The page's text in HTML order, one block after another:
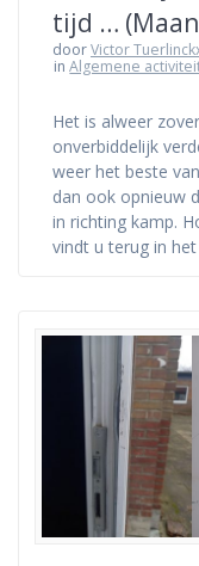
tijd …
doorVictor
inAlgemene
Het is alweer
onverbiddelijk
weer het beste
dan ook opnieuw
in richting kamp.
vindt u terug in